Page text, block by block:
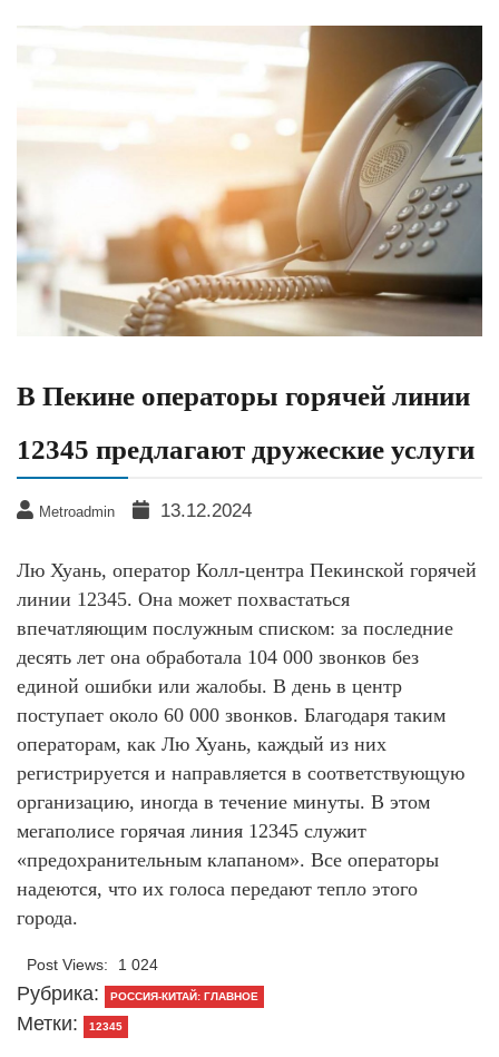
В Пекине операторы горячей линии
12345 предлагают дружеские услуги
Metroadmin 13.12.2024
Лю Хуань, оператор Колл-центра Пекинской горячей
линии 12345. Она может похвастаться
впечатляющим послужным списком: за последние
десять лет она обработала 104 000 звонков без
единой ошибки или жалобы. В день в центр
поступает около 60 000 звонков. Благодаря таким
операторам, как Лю Хуань, каждый из них
регистрируется и направляется в соответствующую
организацию, иногда в течение минуты. В этом
мегаполисе горячая линия 12345 служит
«предохранительным клапаном». Все операторы
надеются, что их голоса передают тепло этого
города.
Post Views: 1 024
Рубрика: РОССИЯ-КИТАЙ: ГЛАВНОЕ
Метки: 12345